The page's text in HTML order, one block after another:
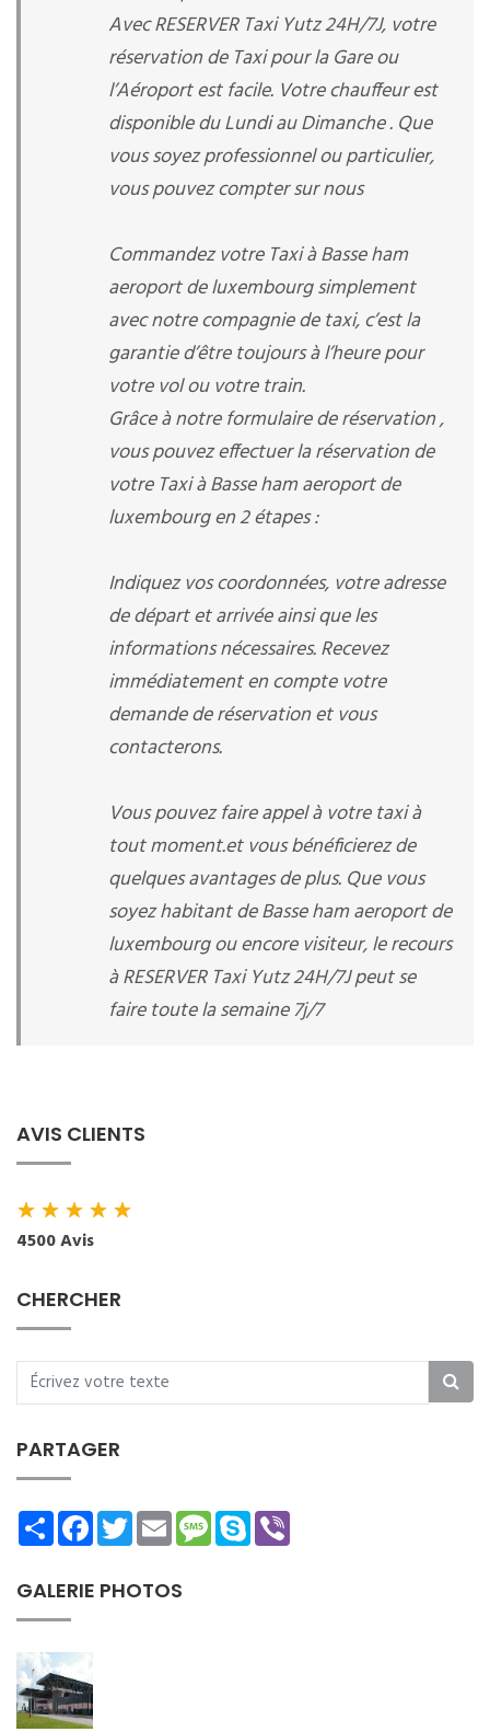
Avec RESERVER Taxi Yutz 24H/7J, votre
réservation de Taxi pour la Gare ou
l’Aéroport est facile. Votre chauffeur est
disponible du Lundi au Dimanche . Que
vous soyez professionnel ou particulier,
vous pouvez compter sur nous
Commandez votre Taxi à Basse ham
aeroport de luxembourg simplement
avec notre compagnie de taxi, c’est la
garantie d’être toujours à l’heure pour
votre vol ou votre train.
Grâce à notre formulaire de réservation ,
vous pouvez effectuer la réservation de
votre Taxi à Basse ham aeroport de
luxembourg en 2 étapes :
Indiquez vos coordonnées, votre adresse
de départ et arrivée ainsi que les
informations nécessaires. Recevez
immédiatement en compte votre
demande de réservation et vous
contacterons.
Vous pouvez faire appel à votre taxi à
tout moment.et vous bénéficierez de
quelques avantages de plus. Que vous
soyez habitant de Basse ham aeroport de
luxembourg ou encore visiteur, le recours
à RESERVER Taxi Yutz 24H/7J peut se
faire toute la semaine 7j/7
AVIS CLIENTS
★★★★★
4500 Avis
CHERCHER
PARTAGER
ShareFacebookTwitterEmailMessage
Skype
GALERIE PHOTOS